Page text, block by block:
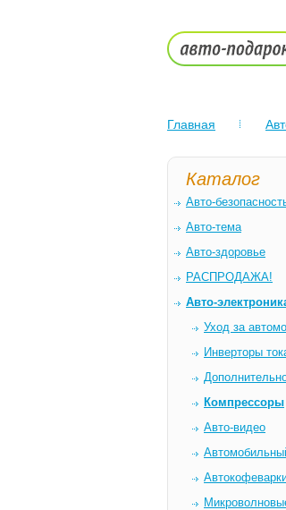
Главная
Каталог
Авто-
Авто-тема
Авто-здоровье
РАСПРОДАЖА!
Авто-
Уход за
Инверторы
Компрессоры
Авто-видео